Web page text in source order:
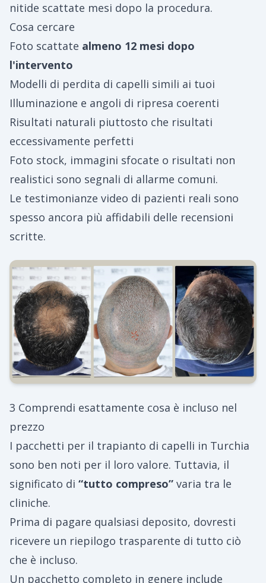
nitide scattate mesi dopo la procedura.
Cosa cercare
Foto scattate almeno 12 mesi dopo
l'intervento
Modelli di perdita di capelli simili ai tuoi
Illuminazione e angoli di ripresa coerenti
Risultati naturali piuttosto che risultati
eccessivamente perfetti
Foto stock, immagini sfocate o risultati non
realistici sono segnali di allarme comuni.
Le testimonianze video di pazienti reali sono
spesso ancora più affidabili delle recensioni
scritte.
3 Comprendi esattamente cosa è incluso nel
prezzo
I pacchetti per il trapianto di capelli in Turchia
sono ben noti per il loro valore. Tuttavia, il
significato di “tutto compreso” varia tra le
cliniche.
Prima di pagare qualsiasi deposito, dovresti
ricevere un riepilogo trasparente di tutto ciò
che è incluso.
Un pacchetto completo in genere include